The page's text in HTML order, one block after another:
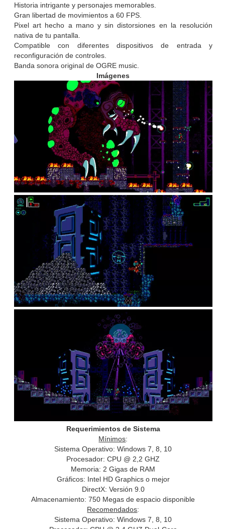
Historia intrigante y personajes memorables.
Gran libertad de movimientos a 60 FPS.
Pixel art hecho a mano y sin distorsiones en la resolución
nativa de tu pantalla.
Compatible con diferentes dispositivos de entrada y
reconfiguración de controles.
Banda sonora original de OGRE music.
Imágenes
Requerimientos de Sistema
Mínimos:
Sistema Operativo: Windows 7, 8, 10
Procesador: CPU @ 2,2 GHZ
Memoria: 2 Gigas de RAM
Gráficos: Intel HD Graphics o mejor
DirectX: Versión 9.0
Almacenamiento: 750 Megas de espacio disponible
Recomendados:
Sistema Operativo: Windows 7, 8, 10